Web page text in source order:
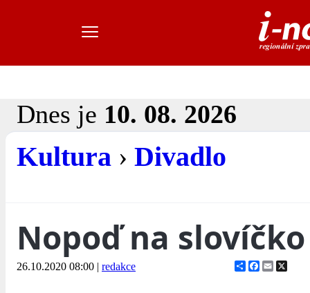
Dnes je 10. 08. 2026
Kultura › Divadlo
Nopoď na
26.10.2020 08:00 | redakce ShareFacebook
Email